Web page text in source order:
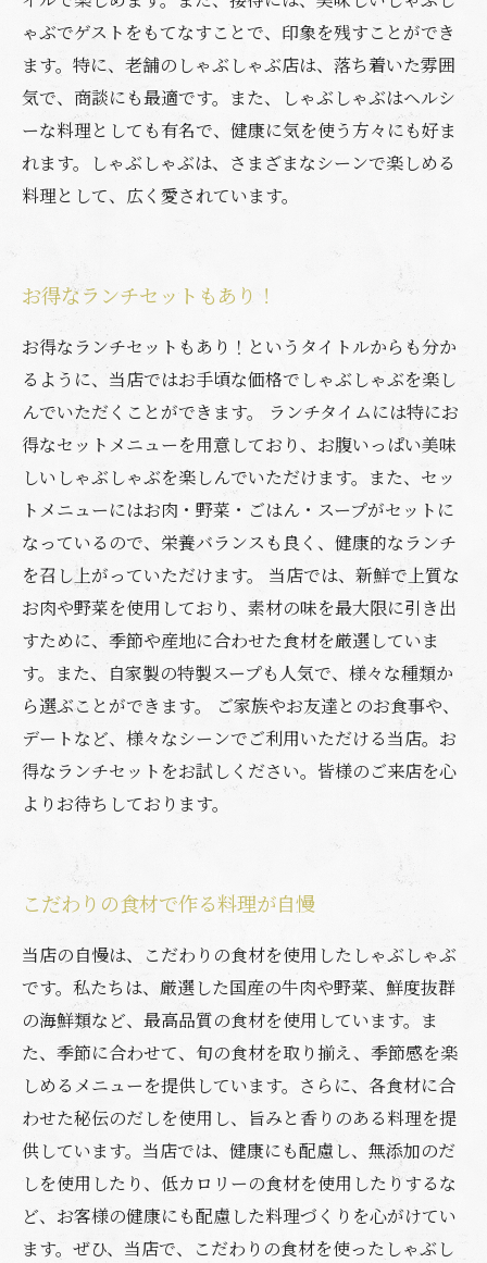
ゃぶでゲストをもてなすことで、印象を残すことができ
ます。特に、老舗のしゃぶしゃぶ店は、落ち着いた雰囲
気で、商談にも最適です。また、しゃぶしゃぶはヘルシ
ーな料理としても有名で、健康に気を使う方々にも好ま
れます。しゃぶしゃぶは、さまざまなシーンで楽しめる
料理として、広く愛されています。
お得なランチセットもあり！
お得なランチセットもあり！というタイトルからも分か
るように、当店ではお手頃な価格でしゃぶしゃぶを楽し
んでいただくことができます。 ランチタイムには特にお
得なセットメニューを用意しており、お腹いっぱい美味
しいしゃぶしゃぶを楽しんでいただけます。また、セッ
トメニューにはお肉・野菜・ごはん・スープがセットに
なっているので、栄養バランスも良く、健康的なランチ
を召し上がっていただけます。 当店では、新鮮で上質な
お肉や野菜を使用しており、素材の味を最大限に引き出
すために、季節や産地に合わせた食材を厳選していま
す。また、自家製の特製スープも人気で、様々な種類か
ら選ぶことができます。 ご家族やお友達とのお食事や、
デートなど、様々なシーンでご利用いただける当店。お
得なランチセットをお試しください。皆様のご来店を心
よりお待ちしております。
こだわりの食材で作る料理が自慢
当店の自慢は、こだわりの食材を使用したしゃぶしゃぶ
です。私たちは、厳選した国産の牛肉や野菜、鮮度抜群
の海鮮類など、最高品質の食材を使用しています。ま
た、季節に合わせて、旬の食材を取り揃え、季節感を楽
しめるメニューを提供しています。さらに、各食材に合
わせた秘伝のだしを使用し、旨みと香りのある料理を提
供しています。当店では、健康にも配慮し、無添加のだ
しを使用したり、低カロリーの食材を使用したりするな
ど、お客様の健康にも配慮した料理づくりを心がけてい
ます。ぜひ、当店で、こだわりの食材を使ったしゃぶし